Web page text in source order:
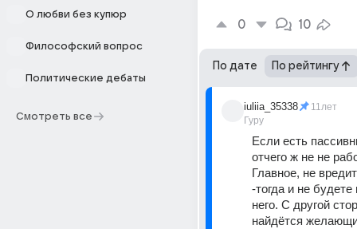
О любви без купюр
Философский вопрос
Политические дебаты
Смотреть все
0 10
По дате По рейтингу
iuliia_35338
Гуру
11лет
Если есть
отчего ж не не
Главное, не
-тогда и не
него. С другой
найдётся